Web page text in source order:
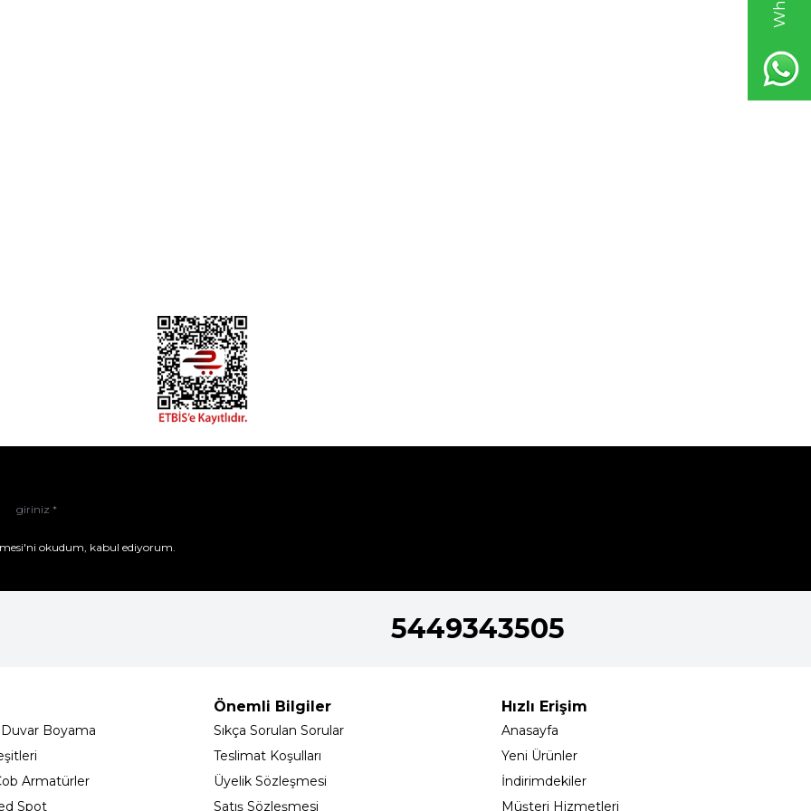
okudum, kabul ediyorum.
5449343505
Boyama
Armatürler
Spot
Önemli Bilgiler
Sıkça Sorulan Sorular
Teslimat Koşulları
Üyelik Sözleşmesi
Satış Sözleşmesi
Hızlı Erişim
Anasayfa
Yeni Ürünler
İndirimdekiler
Müşteri Hizmetleri